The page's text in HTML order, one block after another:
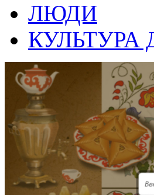
ЛЮДИ